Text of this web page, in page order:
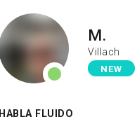
M.
Villach
NEW
HABLA FLUIDO